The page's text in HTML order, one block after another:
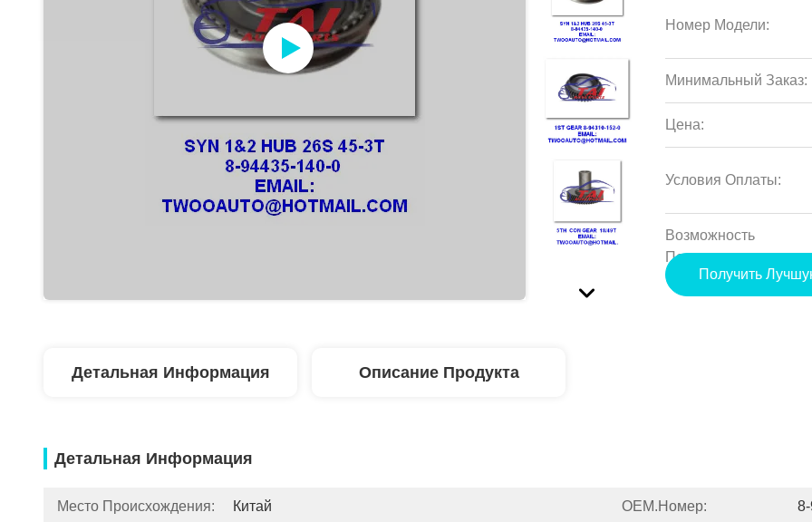
Номер Модели:
Минимальный Заказ:
Цена:
Условия Оплаты:
Возможность
Поставки:
Получить
Детальная Информация Описание Продукта
Детальная Информация
Место Происхождения: Китай OEM.номер: